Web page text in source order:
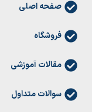
صفحه اصلی
فروشگاه
مقالات آموزشی
سوالات متداول